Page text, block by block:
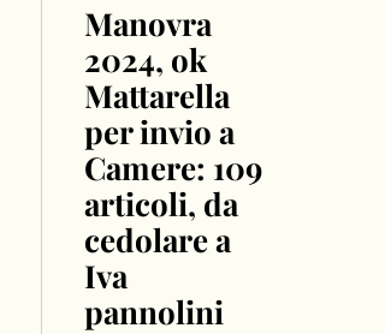
Manovra
2024, ok
Mattarella
per invio a
Camere: 109
articoli, da
cedolare a
Iva
pannolini